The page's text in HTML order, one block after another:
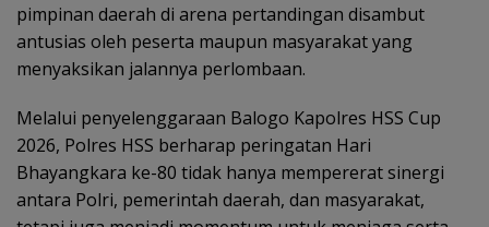
pimpinan daerah di arena pertandingan disambut
antusias oleh peserta maupun masyarakat yang
menyaksikan jalannya perlombaan.
Melalui penyelenggaraan Balogo Kapolres HSS Cup
2026, Polres HSS berharap peringatan Hari
Bhayangkara ke-80 tidak hanya mempererat sinergi
antara Polri, pemerintah daerah, dan masyarakat,